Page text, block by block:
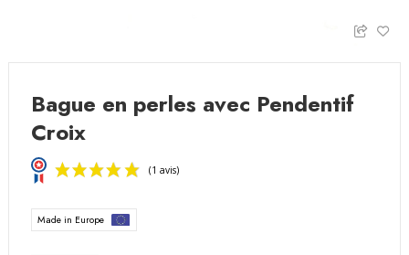
Bague en perles avec Pendentif
Croix
Made in Europe